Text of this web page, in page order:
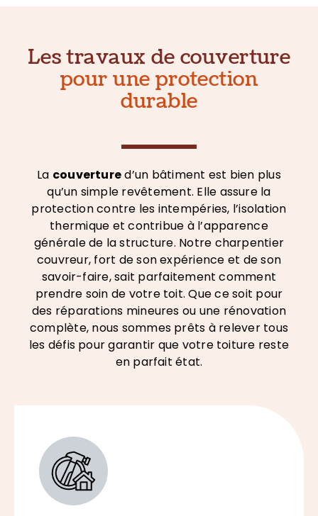
Les travaux de couverture
pour une protection
durable
La couvertured’un bâtiment est bien plus
qu’un simple revêtement. Elle assure la
protection contre les intempéries, l’isolation
thermique et contribue à l’apparence
générale de la structure. Notre charpentier
couvreur, fort de son expérience et de son
savoir-faire, sait parfaitement comment
prendre soin de votre toit. Que ce soit pour
des réparations mineures ou une rénovation
complète, nous sommes prêts à relever tous
les défis pour garantir que votre toiture reste
en parfait état.